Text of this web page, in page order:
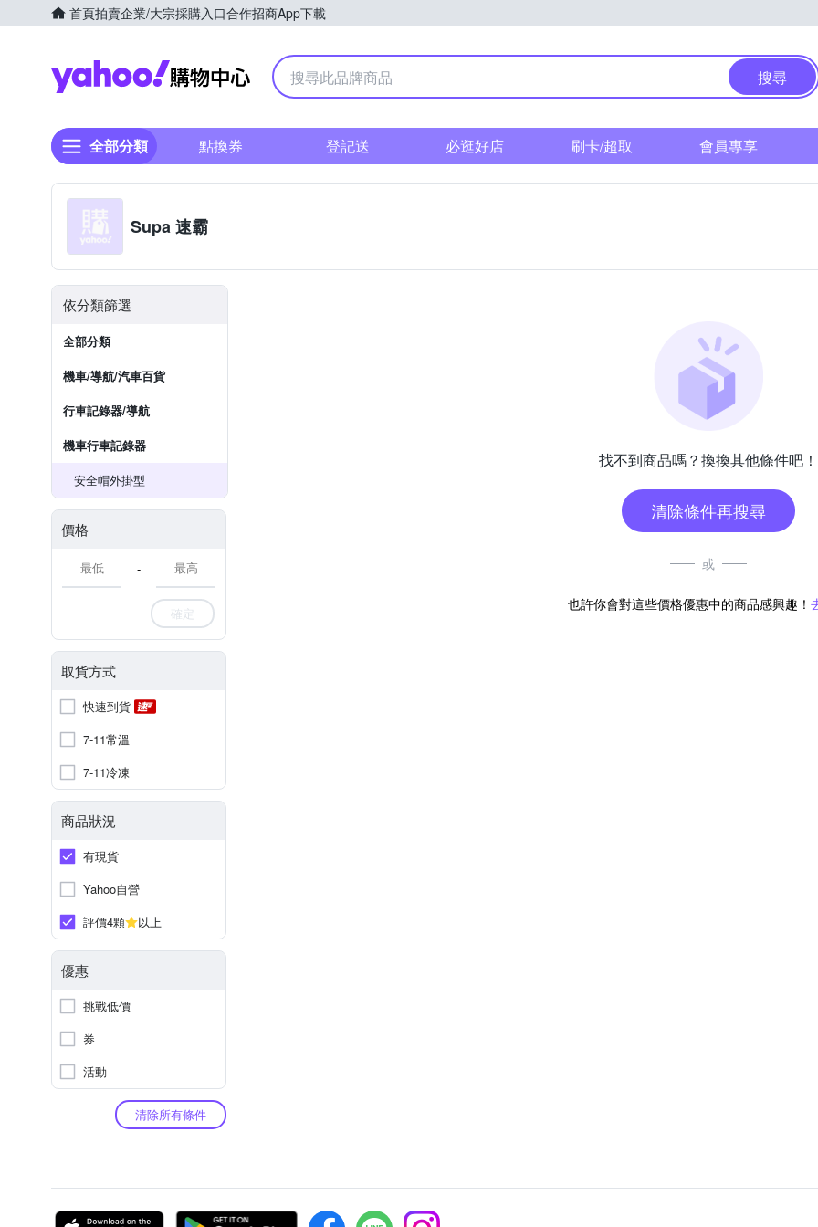
首頁拍賣企業/大宗採購入口合作招商App下載
Yahoo購物中心
搜尋
全部分類 點換券 登記送 必逛好店 刷卡/超取 會員專享
Supa 速霸
依分類篩選
全部分類
機車/導航/汽車百貨
行車記錄器/導航
機車行車記錄器
安全帽外掛型
價格
-
確定
取貨方式
快速到貨
7-11常溫
7-11冷凍
商品狀況
有現貨
Yahoo自營
評價4顆
以上
優惠
挑戰低價
券
活動
清除所有條件
找不到商品嗎？換換其他條件吧！
清除條件再搜尋
或
也許你會對這些價格優惠中的商品感興趣！